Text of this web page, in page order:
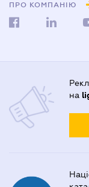
ПРО КОМПАНІЮ
на